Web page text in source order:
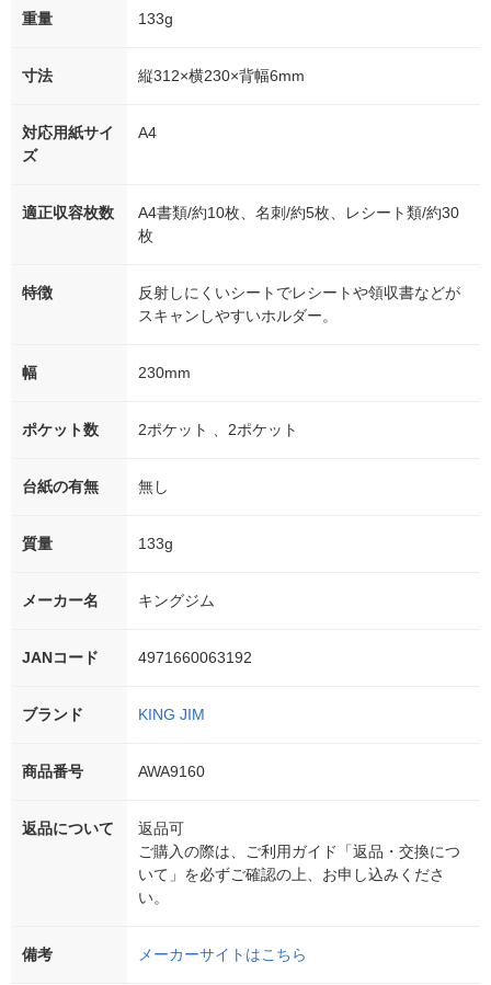
重量 133g
寸法 縦312×横230×背幅6mm
対応用紙サイ
ズ
A4
適正収容枚数
A4書類/約10枚、名刺/約5枚、レシート類/約30
枚
特徴
反射しにくいシートでレシートや領収書などが
スキャンしやすいホルダー。
幅 230mm
ポケット数 2ポケット 、2ポケット
台紙の有無 無し
質量 133g
メーカー名 キングジム
JANコード 4971660063192
ブランド KING JIM
商品番号 AWA9160
返品について
返品可
ご購入の際は、ご利用ガイド「返品・交換につ
いて」を必ずご確認の上、お申し込みくださ
い。
備考 メーカーサイトはこちら